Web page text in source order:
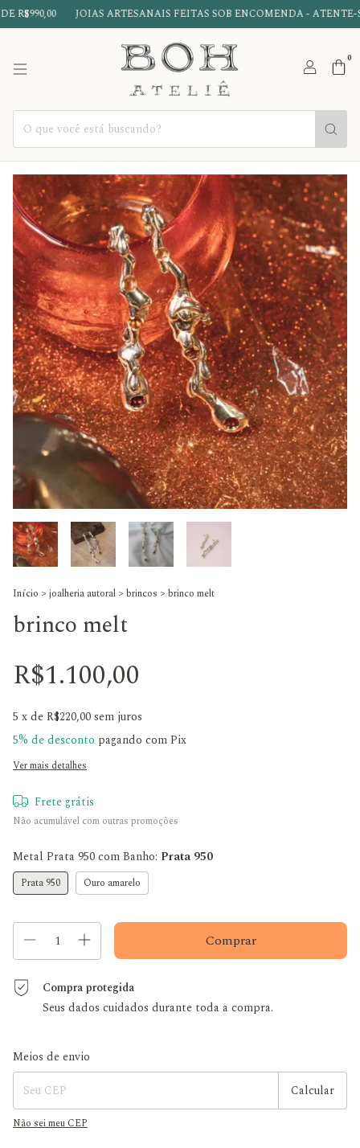
JOIAS ARTESANAIS FEITAS SOB ENCOMENDA - ATENTE-
0
1/4
Início > joalheria autoral > brincos > brinco melt
brinco melt
R$1.100,00
5 x deR$220,00sem juros
5% de desconto pagando com Pix
Ver mais detalhes
Frete grátis
Não acumulável com outras promoções
Metal Prata 950 com Banho: Prata 950
Prata 950 Ouro amarelo
Compra protegida
Seus dados cuidados durante toda a compra.
Entregas para o CEP:
Meios de envio
Calcular
Não sei meu CEP